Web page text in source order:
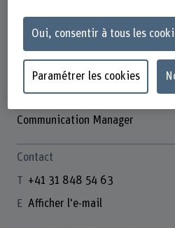
Communication Manager
Contact
+41 31 848 54 63
Afficher l'e-mail
Oui, consentir à tous les
Paramétrer les cookies